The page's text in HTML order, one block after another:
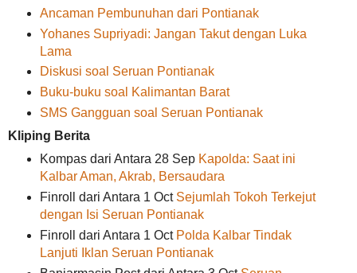
Ancaman Pembunuhan dari Pontianak
Yohanes Supriyadi: Jangan Takut dengan Luka
Lama
Diskusi soal Seruan Pontianak
Buku-buku soal Kalimantan Barat
SMS Gangguan soal Seruan Pontianak
Kliping Berita
Kompas dari Antara 28 SepKapolda: Saat ini
Kalbar Aman, Akrab, Bersaudara
Finroll dari Antara 1 Oct Sejumlah Tokoh Terkejut
dengan Isi Seruan Pontianak
Finroll dari Antara 1 Oct Polda Kalbar Tindak
Lanjuti Iklan Seruan Pontianak